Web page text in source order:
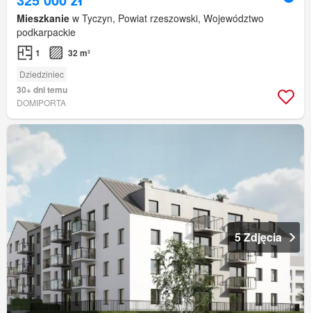
Mieszkanie w Tyczyn, Powiat rzeszowski, Województwo
podkarpackie
1 32 m²
Dziedziniec
30+ dni temu
DOMIPORTA
5 Zdjęcia